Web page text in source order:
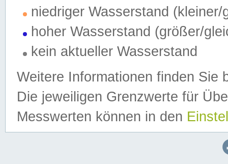
niedriger Wasserstand (kleiner/
hoher Wasserstand (größer/
kein aktueller Wasserstand
Weitere Informationen finden Sie
Die jeweiligen Grenzwerte für
Messwerten können in den